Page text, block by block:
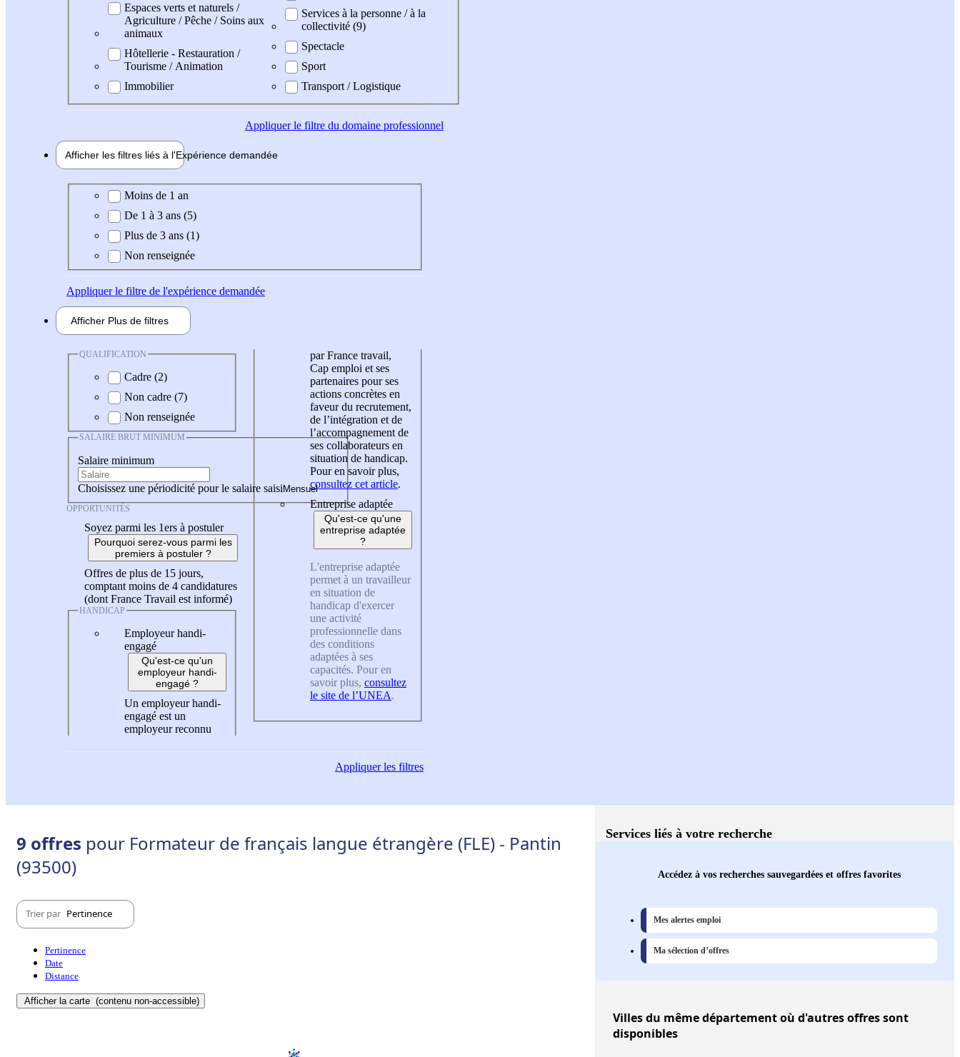
Espaces verts et naturels /
Agriculture / Pêche / Soins aux
animaux
Hôtellerie - Restauration /
Tourisme / Animation
Immobilier
Services à la personne / à la
collectivité (9)
Spectacle
Sport
Transport / Logistique
Appliquerle filtre du domaine professionnel
Afficher les filtres liés à l'Expérience demandée
Expérience demandée
Moins de 1 an
De 1 à 3 ans (5)
Plus de 3 ans (1)
Non renseignée
Appliquerle filtre de l'expérience demandée
Afficher Plus de filtres
QUALIFICATION
Cadre (2)
Non cadre (7)
Non renseignée
SALAIRE BRUT MINIMUM
Salaire minimum
Choisissez une périodicité pour le salaire saisi
OPPORTUNITÉS
Soyez parmi les 1ers à postuler
Pourquoi serez-vous parmi les
premiers à postuler ?
Offres de plus de 15 jours,
comptant moins de 4 candidatures
(dont France Travail est informé)
HANDICAP
Employeur handi-
engagé
Qu'est-ce qu'un
employeur handi-
engagé ?
Un employeur handi-
engagé est un
employeur reconnu
par France travail,
Cap emploi et ses
partenaires pour ses
actions concrètes en
faveur du recrutement,
de l’intégration et de
l’accompagnement de
ses collaborateurs en
situation de handicap.
Pour en savoir plus,
consultez cet article.
Entreprise adaptée
Qu'est-ce qu'une
entreprise adaptée
?
L'entreprise adaptée
permet à un travailleur
en situation de
handicap d'exercer
une activité
professionnelle dans
des conditions
adaptées à ses
capacités. Pour en
savoir plus, consultez
le site de l’UNEA.
Appliquerles filtres
9 offres pour Formateur de français langue étrangère (FLE) - Pantin
(93500)
Trier par Pertinence
Pertinence
Date
Distance
Afficher la carte (contenu non-accessible)
Services liés à votre recherche
Accédez à vos recherches sauvegardées et offres favorites
Mes alertes emploi
Ma sélection d’offres
Villesdu même département où d'autres offres sont
disponibles